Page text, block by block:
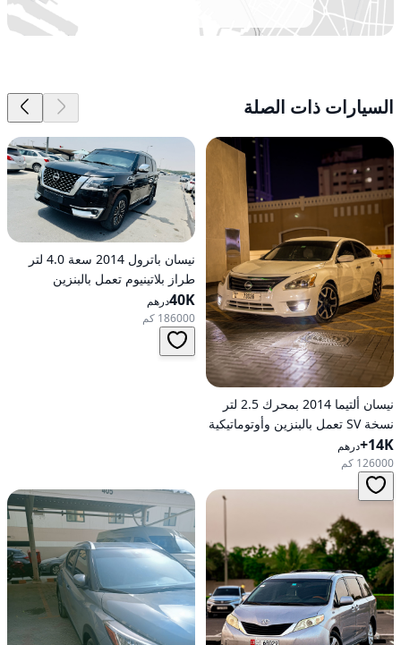
السيارات ذات الصلة
نيسان ألتيما 2014 بمحرك 2.5 لتر
نسخة SV تعمل بالبنزين وأوتوماتيكية
للدفع الأمامي
14K+ درهم
126000 كم
نيسان باترول 2014 سعة 4.0 لتر
طراز بلاتينيوم تعمل بالبنزين
أوتوماتيكية بدفع كلي
40Kدرهم
186000 كم